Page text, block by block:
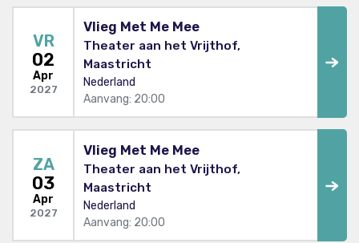
VR
02
Apr
2027
Vlieg Met Me Mee
Theater aan het Vrijthof,
Maastricht
Nederland
Aanvang: 20:00
ZA
03
Apr
2027
Vlieg Met Me Mee
Theater aan het Vrijthof,
Maastricht
Nederland
Aanvang: 20:00